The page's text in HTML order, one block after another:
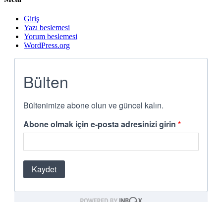
Giriş
Yazı beslemesi
Yorum beslemesi
WordPress.org